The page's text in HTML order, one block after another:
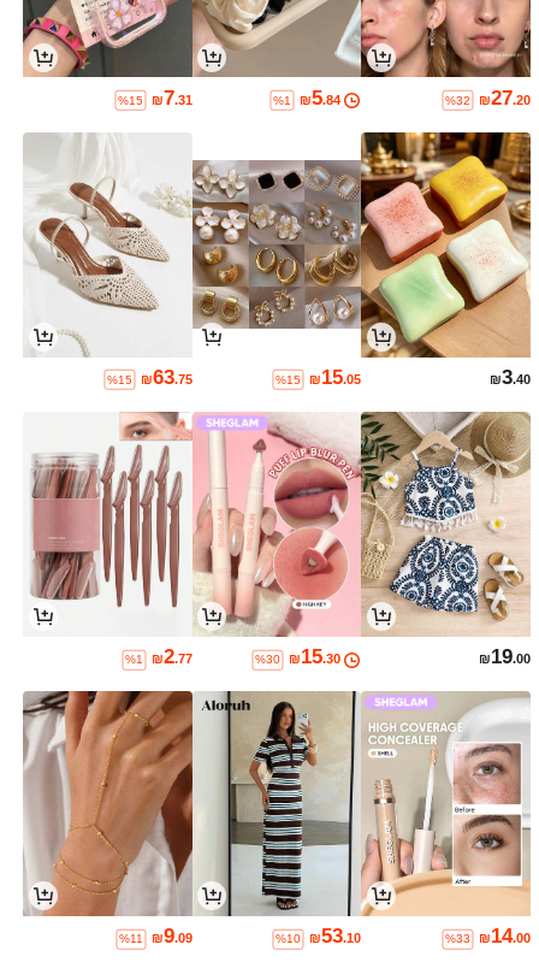
₪27.20
%32
₪5.84
%1
₪7.31
%15
₪3.40
₪15.05
%15
₪63.75
%15
₪19.00
₪15.30
%30
₪2.77
%1
₪14.00
%33
₪53.10
%10
₪9.09
%11